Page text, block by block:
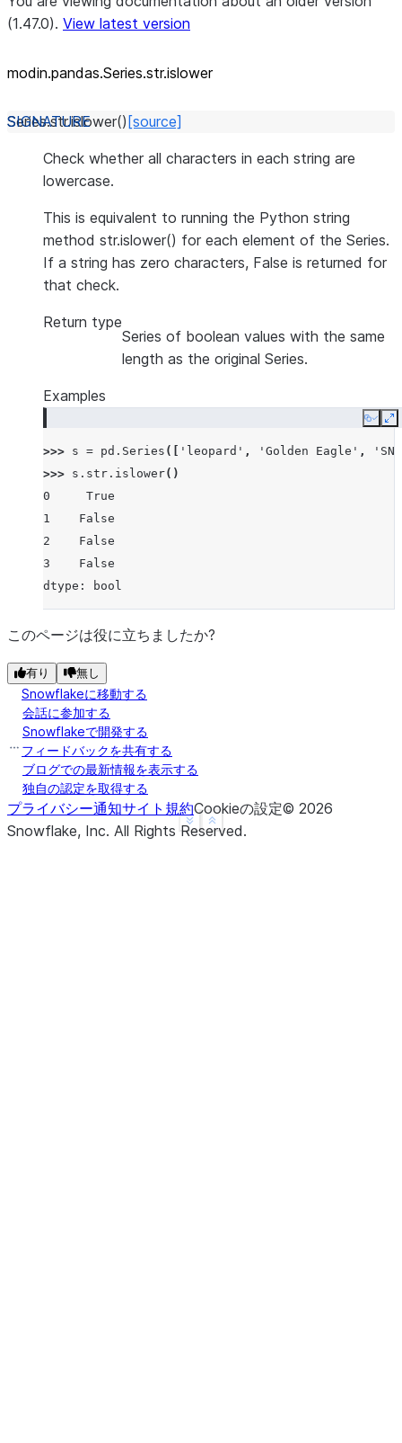
(1.47.0). View latest version
modin.pandas.Series.str.islower
Series.str.islower() [source]
Check whether all characters in each string are
lowercase.
This is equivalent to running the Python string
method str.islower() for each element of the Series.
If a string has zero characters, False is returned for
that check.
Return type
Series of boolean values with the same
length as the original Series.
Examples
Copy
>>> s = pd . Series ([ 'leopard' , 'Golden Eagle' ,
>>> s . str . islower()
0     True
1    False
2    False
3    False
dtype: bool
Show less
See more
このページは役に立ちましたか?
有り 無し
Snowflakeに移動する
会話に参加する
Snowflakeで開発する
フィードバックを共有する
ブログでの最新情報を表示する
独自の認定を取得する
プライバシー通知サイト規約Cookieの設定© 2026
Snowflake, Inc. All Rights Reserved.